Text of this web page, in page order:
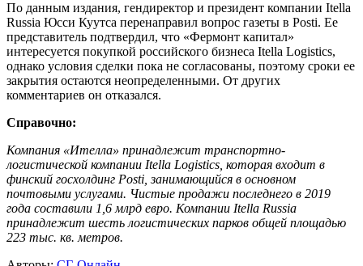
По данным издания, гендиректор и президент компании Itella
Russia Юсси Куутса перенаправил вопрос газеты в Posti. Ее
представитель подтвердил, что «Фермонт капитал»
интересуется покупкой российского бизнеса Itella Logistics,
однако условия сделки пока не согласованы, поэтому сроки ее
закрытия остаются неопределенными. От других
комментариев он отказался.
Справочно:
Компания «Ителла» принадлежит транспортно-
логистической компании Itella Logistics, которая входит в
финский госхолдинг Posti, занимающийся в основном
почтовыми услугами. Чистые продажи последнего в 2019
года составили 1,6 млрд евро. Компании Itella Russia
принадлежит шесть логистических парков общей площадью
223 тыс. кв. метров.